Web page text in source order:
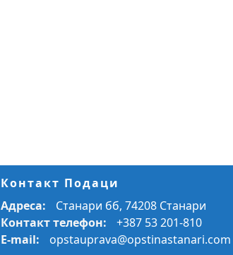
Контакт Подаци
Адреса:
Станари бб, 74208 Станари
Контакт телефон:
+387 53 201-810
E-mail:
opstauprava@opstinastanari.com